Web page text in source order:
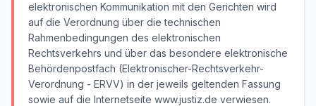
elektronischen Kommunikation mit den Gerichten wird
auf die Verordnung über die technischen
Rahmenbedingungen des elektronischen
Rechtsverkehrs und über das besondere elektronische
Behördenpostfach (Elektronischer-Rechtsverkehr-
Verordnung - ERVV) in der jeweils geltenden Fassung
sowie auf die Internetseite www.justiz.de verwiesen.